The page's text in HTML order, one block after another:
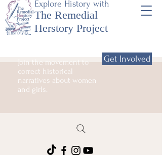
Explore History with
The Remedial
Herstory Project
Join the movement to
correct historical
narratives about women
and girls.
Get Involved